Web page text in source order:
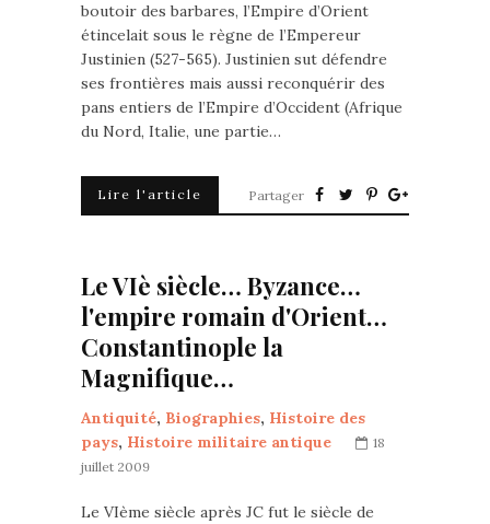
boutoir des barbares, l’Empire d’Orient
étincelait sous le règne de l’Empereur
Justinien (527-565). Justinien sut défendre
ses frontières mais aussi reconquérir des
pans entiers de l’Empire d’Occident (Afrique
du Nord, Italie, une partie…
Lire l'article Partager
Le VIè siècle… Byzance…
l'empire romain d'Orient…
Constantinople la
Magnifique…
Antiquité, Biographies, Histoire des
pays, Histoire militaire antique
18
juillet 2009
Le VIème siècle après JC fut le siècle de